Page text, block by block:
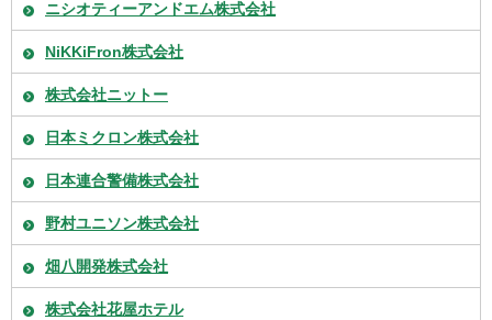
ニシオティーアンドエム株式会社
NiKKiFron株式会社
株式会社ニットー
日本ミクロン株式会社
日本連合警備株式会社
野村ユニソン株式会社
畑八開発株式会社
株式会社花屋ホテル